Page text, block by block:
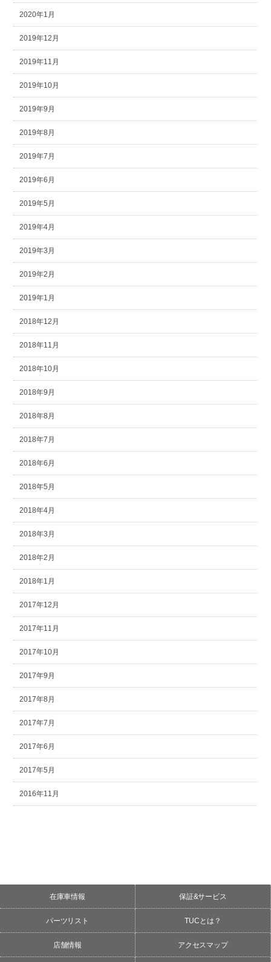
2020年1月
2019年12月
2019年11月
2019年10月
2019年9月
2019年8月
2019年7月
2019年6月
2019年5月
2019年4月
2019年3月
2019年2月
2019年1月
2018年12月
2018年11月
2018年10月
2018年9月
2018年8月
2018年7月
2018年6月
2018年5月
2018年4月
2018年3月
2018年2月
2018年1月
2017年12月
2017年11月
2017年10月
2017年9月
2017年8月
2017年7月
2017年6月
2017年5月
2016年11月
在庫車情報 保証&サービス
パーツリスト TUCとは？
店舗情報 アクセスマップ